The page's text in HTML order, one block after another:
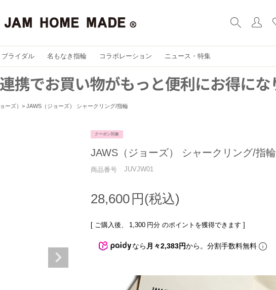
ブライダル 名もなき指輪 コラボレーション ニュース・特集
ーズ） JAWS（ジョーズ） シャークリング/指輪
クーポン対象
JAWS（ジョーズ） シャークリング/指輪
商品番号 JUVJW01
28,600
[ ご購入後、 1,300 円分 のポイントを獲得できます ]
なら 月々2,383円から。分割手数料無料